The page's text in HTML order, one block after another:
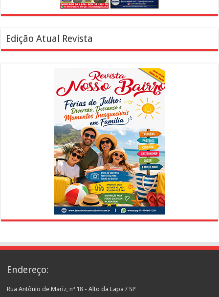
Edição Atual Revista
Endereço:
Rua Antônio de Mariz, nº 18 - Alto da Lapa / SP